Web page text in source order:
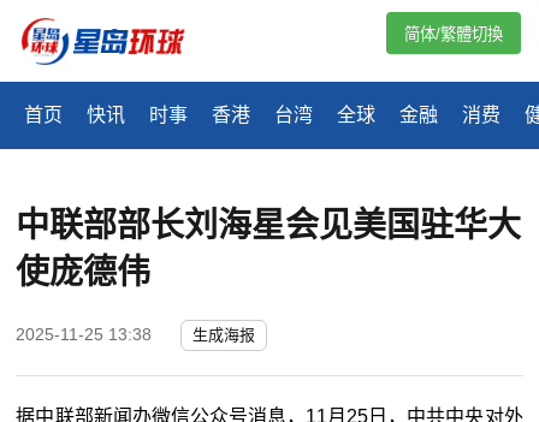
首页 快讯 时事 香港 台湾 全球 金融 消费
简体/繁體切換
中联部部长刘海星会见美国驻华大
使庞德伟
2025-11-25 13:38 生成海报
据中联部新闻办微信公众号消息，11月25日，中共中央对外